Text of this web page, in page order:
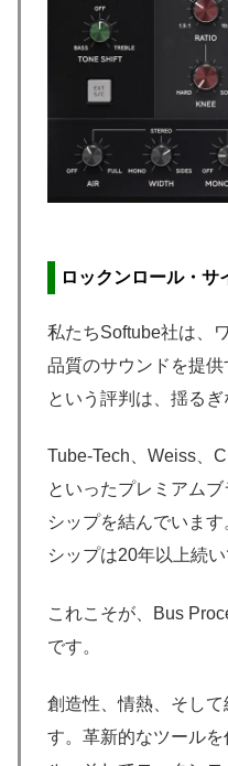
ロックンロール・サ
私たちSoftube社は、
品質のサウンドを提
という評判は、揺るぎ
Tube-Tech、Weiss、
といったプレミアム
シップを結んでいま
シップは20年以上続い
これこそが、Bus
です。
創造性、情熱、そし
す。革新的なツール